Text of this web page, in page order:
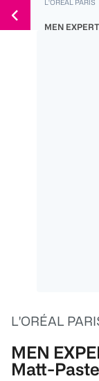
Weiter
zum
L'ORÉAL PARIS
MEN
L'ORÉAL
MEN
Matt-Paste